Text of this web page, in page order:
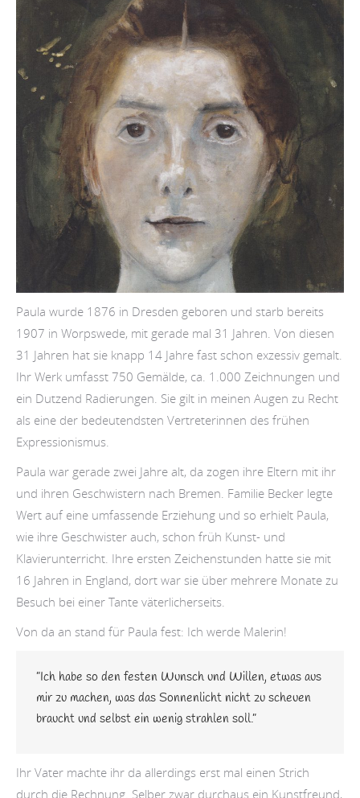
Paula wurde 1876 in Dresden geboren und starb bereits
1907 in Worpswede, mit gerade mal 31 Jahren. Von diesen
31 Jahren hat sie knapp 14 Jahre fast schon exzessiv gemalt.
Ihr Werk umfasst 750 Gemälde, ca. 1.000 Zeichnungen und
ein Dutzend Radierungen. Sie gilt in meinen Augen zu Recht
als eine der bedeutendsten Vertreterinnen des frühen
Expressionismus.
Paula war gerade zwei Jahre alt, da zogen ihre Eltern mit ihr
und ihren Geschwistern nach Bremen. Familie Becker legte
Wert auf eine umfassende Erziehung und so erhielt Paula,
wie ihre Geschwister auch, schon früh Kunst- und
Klavierunterricht. Ihre ersten Zeichenstunden hatte sie mit
16 Jahren in England, dort war sie über mehrere Monate zu
Besuch bei einer Tante väterlicherseits.
Von da an stand für Paula fest: Ich werde Malerin!
”Ich habe so den festen Wunsch und Willen, etwas aus
mir zu machen, was das Sonnenlicht nicht zu scheuen
braucht und selbst ein wenig strahlen soll.”
Ihr Vater machte ihr da allerdings erst mal einen Strich
durch die Rechnung. Selber zwar durchaus ein Kunstfreund,